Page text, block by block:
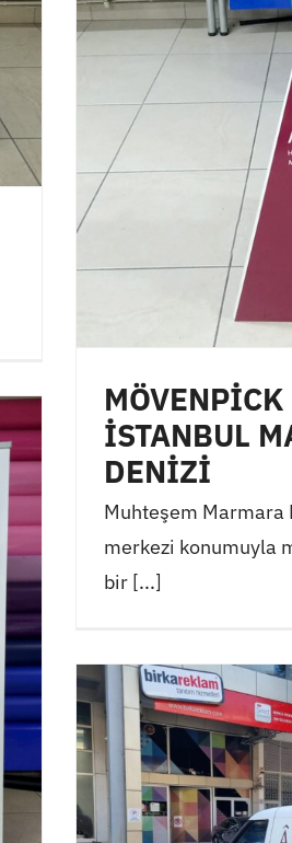
MÖVENPİCK
İSTANBUL
DENİZİ
Muhteşem Marmara
merkezi konumuyla
bir [...]